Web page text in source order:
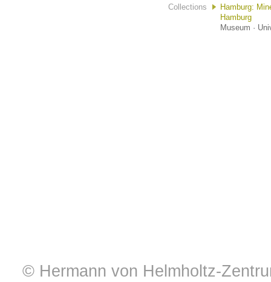
Collections
Hamburg:
Hamburg
Museum ·
© Hermann von Helmholtz-